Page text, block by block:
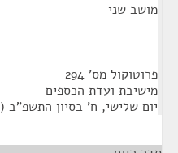
מושב שני
פרוטוקול מס' 294
מישיבת ועדת הכספים
יום שלישי, ח' בסיון התשפ"ב (07 ביוני 2022), שעה 12:34